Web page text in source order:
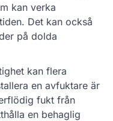
kan verka
Det kan också
på dolda
kan flera
en avfuktare är
fukt från
en behaglig